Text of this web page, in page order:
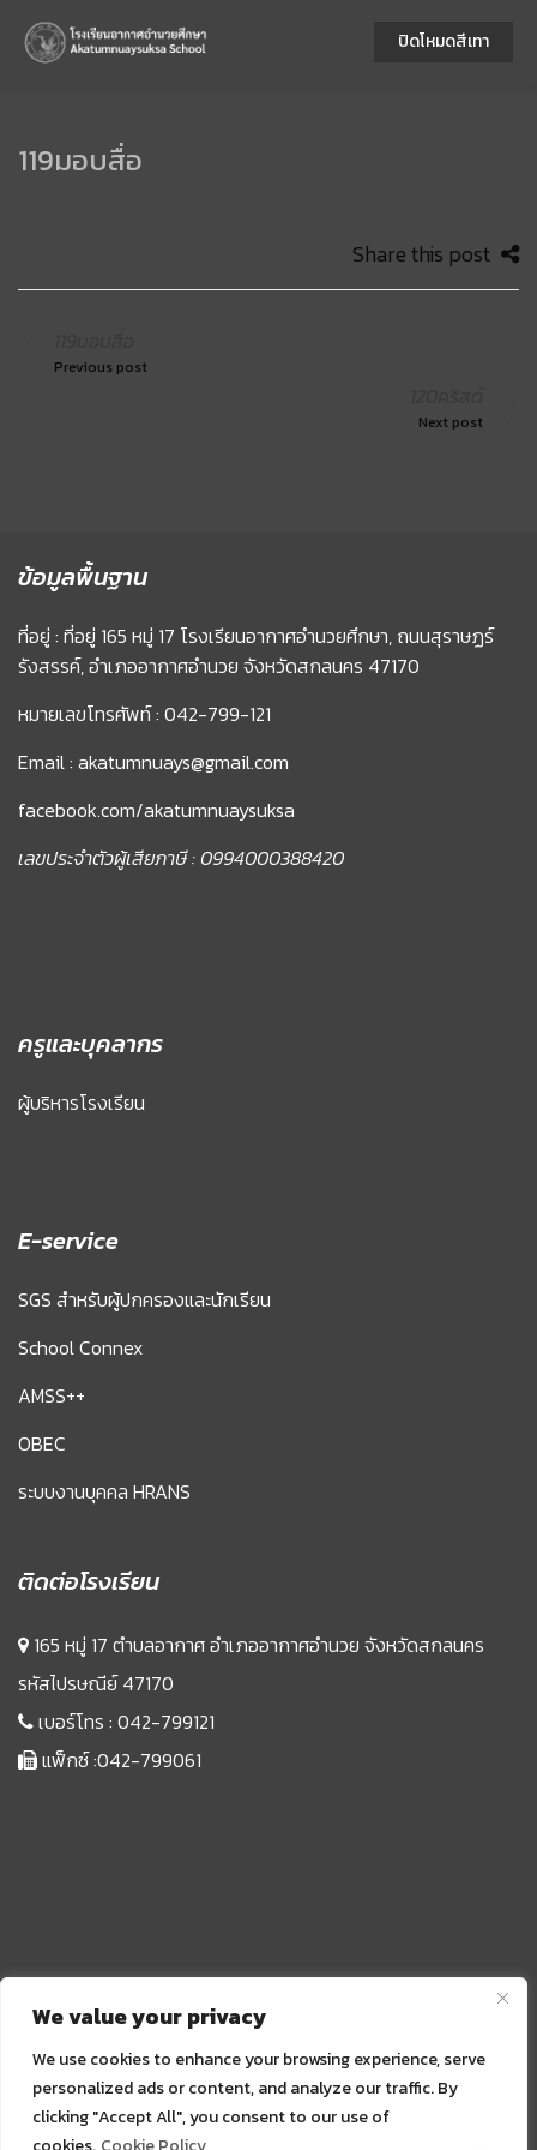
We value your privacy
We use cookies to enhance your browsing experience, serve
personalized ads or content, and analyze our traffic. By
clicking "Accept All", you consent to our use of
119มอบสื่อ
Share this post
Previous post
Next post
ข้อมูลพื้นฐาน
ที่อยู่ : ที่อยู่ 165 หมู่ 17 โรงเรียนอากาศอำนวยศึกษา, ถนนสุราษฏร์
รังสรรค์, อำเภออากาศอำนวย จังหวัดสกลนคร 47170
หมายเลขโทรศัพท์ : 042-799-121
Email : akatumnuays@gmail.com
facebook.com/akatumnuaysuksa
เลขประจำตัวผู้เสียภาษี : 0994000388420
ครูและบุคลากร
ผู้บริหารโรงเรียน
E-service
SGS สำหรับผู้ปกครองและนักเรียน
School Connex
AMSS++
OBEC
ระบบงานบุคคล HRANS
ติดต่อโรงเรียน
165 หมู่ 17 ตำบลอากาศ อำเภออากาศอำนวย จังหวัดสกลนคร
รหัสไปรษณีย์ 47170
เบอร์โทร : 042-799121
แฟ็กซ์ :042-799061
ปิดโหมดสีเทา